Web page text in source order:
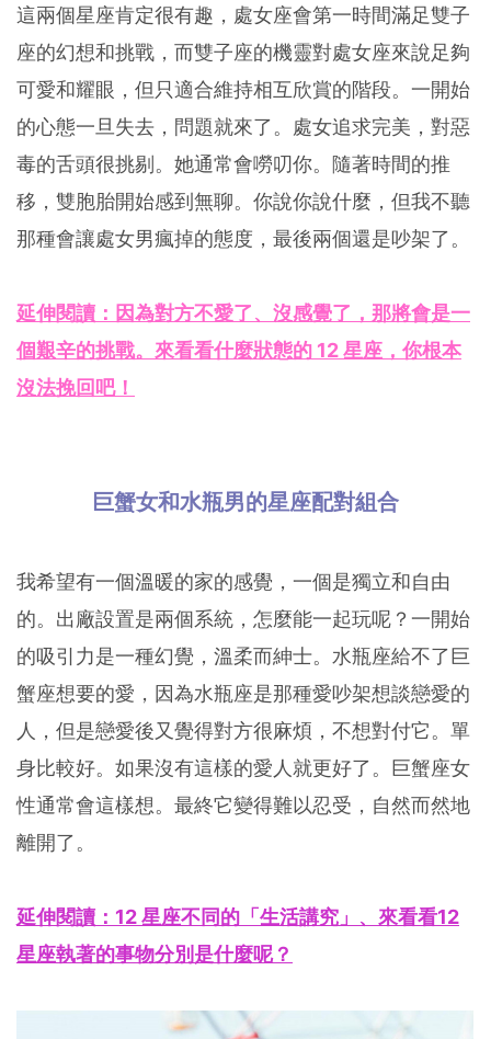
這兩個星座肯定很有趣，處女座會第一時間滿足雙子
座的幻想和挑戰，而雙子座的機靈對處女座來說足夠
可愛和耀眼，但只適合維持相互欣賞的階段。一開始
的心態一旦失去，問題就來了。處女追求完美，對惡
毒的舌頭很挑剔。她通常會嘮叨你。隨著時間的推
移，雙胞胎開始感到無聊。你說你說什麼，但我不聽
那種會讓處女男瘋掉的態度，最後兩個還是吵架了。
延伸閱讀：因為對方不愛了、沒感覺了，那將會是一
個艱辛的挑戰。來看看什麼狀態的 12 星座，你根本
沒法挽回吧！
巨蟹女和水瓶男的星座配對組合
我希望有一個溫暖的家的感覺，一個是獨立和自由
的。出廠設置是兩個系統，怎麼能一起玩呢？一開始
的吸引力是一種幻覺，溫柔而紳士。水瓶座給不了巨
蟹座想要的愛，因為水瓶座是那種愛吵架想談戀愛的
人，但是戀愛後又覺得對方很麻煩，不想對付它。單
身比較好。如果沒有這樣的愛人就更好了。巨蟹座女
性通常會這樣想。最終它變得難以忍受，自然而然地
離開了。
延伸閱讀：12 星座不同的「生活講究」、來看看12
星座執著的事物分別是什麼呢？